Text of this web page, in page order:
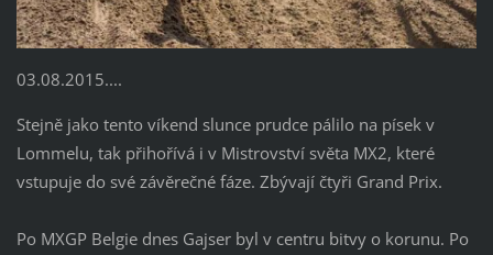
03.08.2015....
Stejně jako tento víkend slunce prudce pálilo na písek v
Lommelu, tak přihořívá i v Mistrovství světa MX2, které
vstupuje do své závěrečné fáze. Zbývají čtyři Grand Prix.
Po MXGP Belgie dnes Gajser byl v centru bitvy o korunu. Po